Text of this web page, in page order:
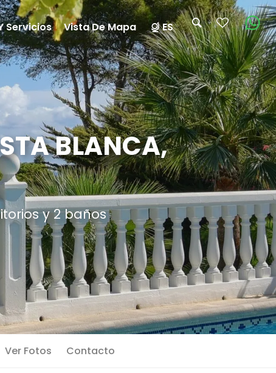
BLANCA,
y 2 baños
Ver Fotos Contacto
Servicios Vista De Mapa ES